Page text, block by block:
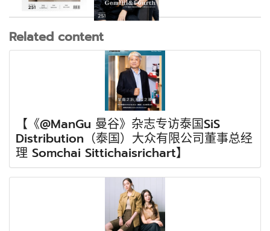
Related content
【《@ManGu 曼谷》杂志专访泰国SiS
Distribution（泰国）大众有限公司董事总经
理 Somchai Sittichaisrichart】